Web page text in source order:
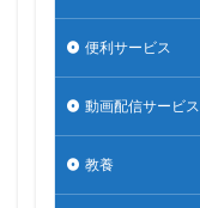
便利サービス
動画配信サービス
教養